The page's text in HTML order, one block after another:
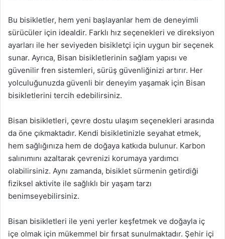
Bu bisikletler, hem yeni başlayanlar hem de deneyimli
sürücüler için idealdir. Farklı hız seçenekleri ve direksiyon
ayarları ile her seviyeden bisikletçi için uygun bir seçenek
sunar. Ayrıca, Bisan bisikletlerinin sağlam yapısı ve
güvenilir fren sistemleri, sürüş güvenliğinizi artırır. Her
yolculuğunuzda güvenli bir deneyim yaşamak için Bisan
bisikletlerini tercih edebilirsiniz.
Bisan bisikletleri, çevre dostu ulaşım seçenekleri arasında
da öne çıkmaktadır. Kendi bisikletinizle seyahat etmek,
hem sağlığınıza hem de doğaya katkıda bulunur. Karbon
salınımını azaltarak çevrenizi korumaya yardımcı
olabilirsiniz. Aynı zamanda, bisiklet sürmenin getirdiği
fiziksel aktivite ile sağlıklı bir yaşam tarzı
benimseyebilirsiniz.
Bisan bisikletleri ile yeni yerler keşfetmek ve doğayla iç
içe olmak için mükemmel bir fırsat sunulmaktadır. Şehir içi